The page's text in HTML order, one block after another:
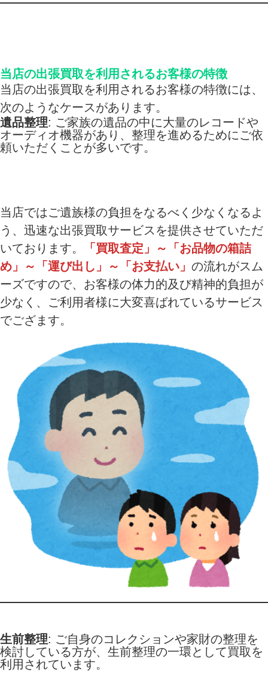
当店の出張買取を利用されるお客様の特徴
当店の出張買取を利用されるお客様の特徴には、
次のようなケースがあります。
遺品整理: ご家族の遺品の中に大量のレコードや
オーディオ機器があり、整理を進めるためにご依
頼いただくことが多いです。
当店ではご遺族様の負担をなるべく少なくなるよ
う、迅速な出張買取サービスを提供させていただ
いております。
「買取査定」～「お品物の箱詰
め」～「運び出し」～「お支払い」 の流れがスム
ーズですので、お客様の体力的及び精神的負担が
少なく、ご利用者様に大変喜ばれているサービス
でござます。
生前整理: ご自身のコレクションや家財の整理を
検討している方が、生前整理の一環として買取を
利用されています。